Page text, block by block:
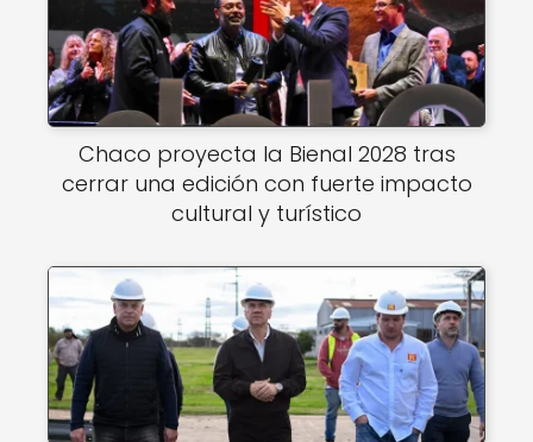
Chaco proyecta la Bienal 2028 tras
cerrar una edición con fuerte impacto
cultural y turístico